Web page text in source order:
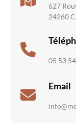
627
24260
05 53
Email